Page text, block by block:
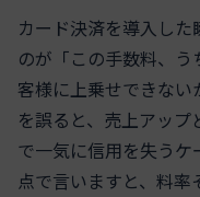
カード決済を導入し
のが「この手数料、
客様に上乗せできない
を誤ると、売上アップ
で一気に信用を失う
点で言いますと、料